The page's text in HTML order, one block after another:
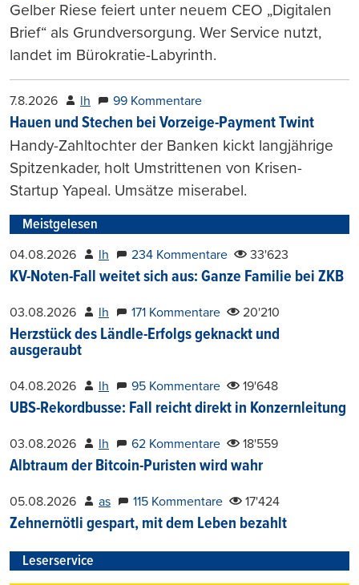
Gelber Riese feiert unter neuem CEO „Digitalen
Brief“ als Grundversorgung. Wer Service nutzt,
landet im Bürokratie-Labyrinth.
7.8.2026 lh 99 Kommentare
Hauen und Stechen bei Vorzeige-Payment Twint
Handy-Zahltochter der Banken kickt langjährige
Spitzenkader, holt Umstrittenen von Krisen-
Startup Yapeal. Umsätze miserabel.
Meistgelesen
04.08.2026 lh 234 Kommentare 33'623
KV-Noten-Fall weitet sich aus: Ganze Familie bei ZKB
03.08.2026 lh 171 Kommentare 20'210
Herzstück des Ländle-Erfolgs geknackt und
ausgeraubt
04.08.2026 lh 95 Kommentare 19'648
UBS-Rekordbusse: Fall reicht direkt in Konzernleitung
03.08.2026 lh 62 Kommentare 18'559
Albtraum der Bitcoin-Puristen wird wahr
05.08.2026 as 115 Kommentare 17'424
Zehnernötli gespart, mit dem Leben bezahlt
Leserservice